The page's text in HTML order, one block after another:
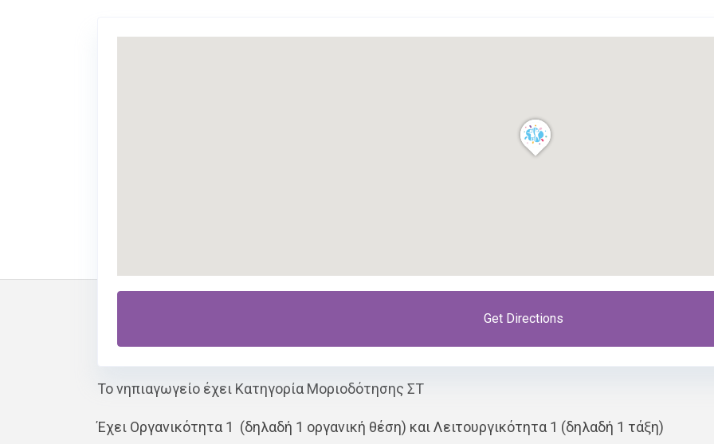
Get Directions
βρίσκεται πληροφορίες για όλες τις σχολικές μονάδες.
Το νηπιαγωγείο έχει Κατηγορία Μοριοδότησης ΣΤ
Έχει Οργανικότητα 1 (δηλαδή 1 οργανική θέση) και Λειτουργικότητα 1 (δηλαδή 1 τάξη)